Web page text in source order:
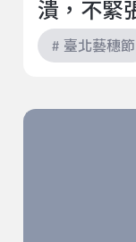
潰，不緊
# 臺北藝穗節
夢想的十八穗｜